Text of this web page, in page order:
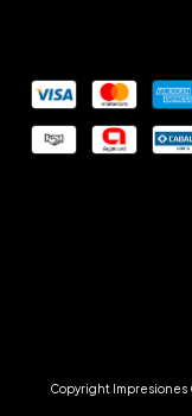
Copyright Impresiones